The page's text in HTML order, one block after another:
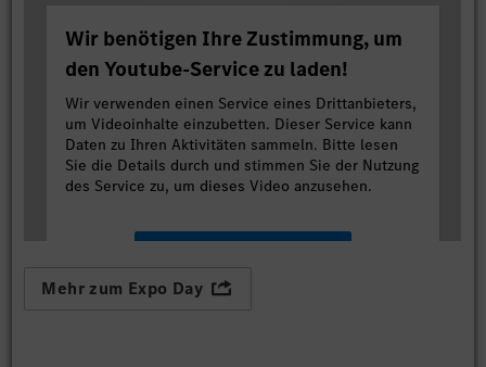
Wir benötigen Ihre Zustimmung, um
den Youtube-Service zu laden!
Wir verwenden einen Service eines Drittanbieters,
um Videoinhalte einzubetten. Dieser Service kann
Daten zu Ihren Aktivitäten sammeln. Bitte lesen
Sie die Details durch und stimmen Sie der Nutzung
des Service zu, um dieses Video anzusehen.
Mehr zum Expo Day